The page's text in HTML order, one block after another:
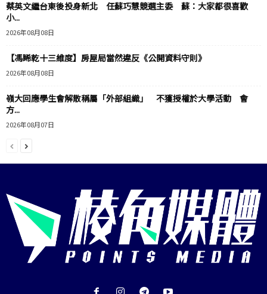
蔡英文繼台東後投身新北 任蘇巧慧競選主委 蘇：大家都很喜歡
小...
2026年08月08日
【馮睎乾十三維度】房屋局當然違反《公開資料守則》
2026年08月08日
嶺大回應學生會解散稱屬「外部組織」 不獲授權於大學活動 會
方...
2026年08月07日